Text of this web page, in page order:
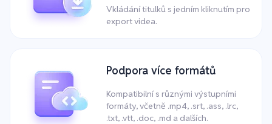
Vkládání titulků s jedním kliknutím pro
export videa.
Podpora více formátů
Kompatibilní s různými výstupními
formáty, včetně .mp4, .srt, .ass, .lrc,
.txt, .vtt, .doc, .md a dalších.